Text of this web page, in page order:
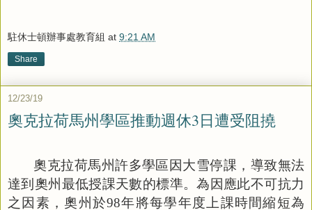
駐休士頓辦事處教育組 at 9:21 AM
Share
12/23/19
奧克拉荷馬州學區推動週休3日遭受阻撓
奧克拉荷馬州許多學區因大雪停課，導致無法
達到奧州最低授課天數的標準。為因應此不可抗力
之因素，奧州於98年將每學年度上課時間縮短為